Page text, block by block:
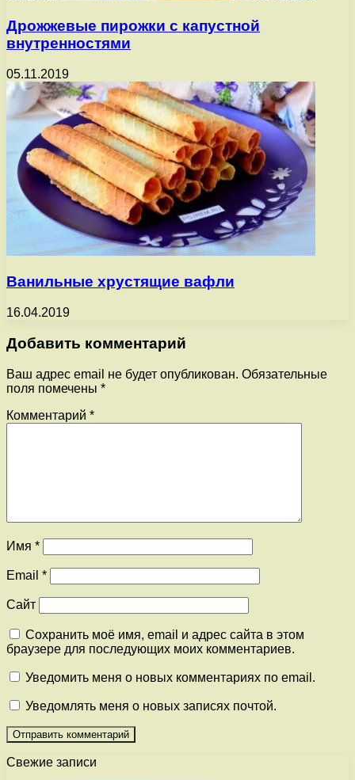
Дрожжевые пирожки с капустной
внутренностями
05.11.2019
Ванильные хрустящие вафли
16.04.2019
Добавить комментарий
Ваш адрес email не будет опубликован. Обязательные
поля помечены *
Комментарий *
Имя *
Email *
Сайт
Сохранить моё имя, email и адрес сайта в этом
браузере для последующих моих комментариев.
Уведомить меня о новых комментариях по email.
Уведомлять меня о новых записях почтой.
Свежие записи